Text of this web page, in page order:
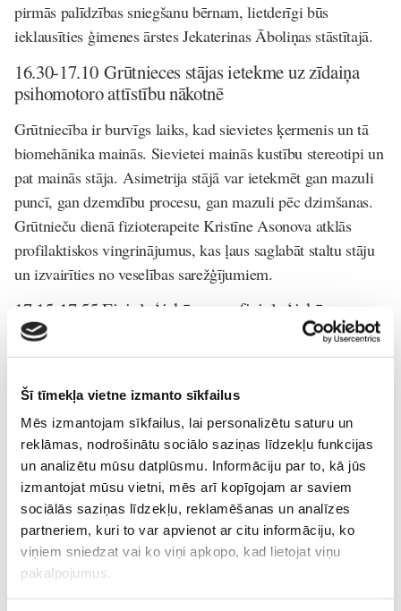
Šī tīmekļa vietne izmanto sīkfailus
Mēs izmantojam sīkfailus, lai personalizētu saturu un
reklāmas, nodrošinātu sociālo saziņas līdzekļu funkcijas
un analizētu mūsu datplūsmu. Informāciju par to, kā jūs
izmantojat mūsu vietni, mēs arī kopīgojam ar saviem
sociālās saziņas līdzekļu, reklamēšanas un analīzes
partneriem, kuri to var apvienot ar citu informāciju, ko
viņiem sniedzat vai ko viņi apkopo, kad lietojat viņu
pakalpojumus.
pirmās palīdzības sniegšanu bērnam, lietderīgi būs
ieklausīties ģimenes ārstes Jekaterinas Āboliņas stāstītajā.
16.30-17.10 Grūtnieces stājas ietekme uz zīdaiņa
psihomotoro attīstību nākotnē
Grūtniecība ir burvīgs laiks, kad sievietes ķermenis un tā
biomehānika mainās. Sievietei mainās kustību stereotipi un
pat mainās stāja. Asimetrija stājā var ietekmēt gan mazuli
puncī, gan dzemdību procesu, gan mazuli pēc dzimšanas.
Grūtnieču dienā fizioterapeite Kristīne Asonova atklās
profilaktiskos vingrinājumus, kas ļaus saglabāt staltu stāju
un izvairīties no veselības sarežģījumiem.
17.15-17.55 Fizioloģiskās un nefizioloģiskās
pārmaiņas grūtniecības laikā un pēcdzemdību
periodā
Mazuļa gaidīšanas laiks ir īpašs, ne tikai emocijām, bet arī
pārmaiņām bagāts laiks ikvienas sievietes dzīvē.
Grūtniecība ir pārbaudījums sievietes ķermenim un mainās
it viss- ķermeņa aprises, parādās strijas, pieaug svars..
Ginekoloģe, dzemdību speciālists Veselības centrs 4, Ogres
rajona slimnīca, P. Stradiņa KUS, RSU Dr. Jeļizaveta
Murzina savā lekcijā 30.jūnijā pastāstīs vairāk par
fizioloģiskām un nefizioloģiskās pārmaiņām grūtniecības
laikā un pēcdzemdību periodā.